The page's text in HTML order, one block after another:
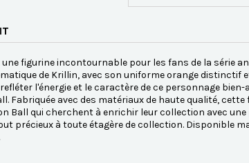
figurine incontournable pour les fans de la série
de Krillin, avec son uniforme orange distinctif
l'énergie et le caractère de ce personnage
Fabriquée avec des matériaux de haute qualité, cette
Ball qui cherchent à enrichir leur collection avec une
précieux à toute étagère de collection. Disponible